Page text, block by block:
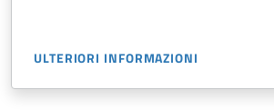
ULTERIORI INFORMAZIONI